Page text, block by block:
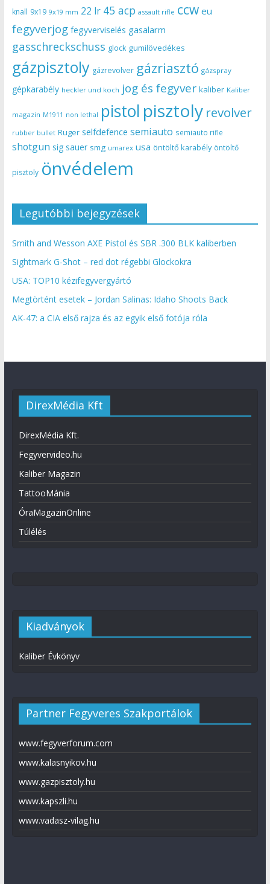
knall 9x19 9x19 mm 22 lr 45 acp assault rifle ccw eu
fegyverjog fegyverviselés gasalarm
gasschreckschuss glock gumilövedékes
gázpisztoly gázrevolver gázriasztó gázspray
gépkarabély heckler und koch jog és fegyver kaliber Kaliber
magazin M1911 non lethal pistol pisztoly revolver
rubber bullet Ruger selfdefence semiauto semiauto rifle
shotgun sig sauer smg umarex usa öntöltő karabély öntöltő
pisztoly önvédelem
Legutóbbi bejegyzések
Smith and Wesson AXE Pistol és SBR .300 BLK kaliberben
Sightmark G-Shot – red dot régebbi Glockokra
USA: TOP10 kézifegyvergyártó
Megtörtént esetek – Jordan Salinas: Idaho Shoots Back
AK-47: a CIA első rajza és az egyik első fotója róla
DirexMédia Kft
DirexMédia Kft.
Fegyvervideo.hu
Kaliber Magazin
TattooMánia
ÓraMagazinOnline
Túlélés
Kiadványok
Kaliber Évkönyv
Partner Fegyveres Szakportálok
www.fegyverforum.com
www.kalasnyikov.hu
www.gazpisztoly.hu
www.kapszli.hu
www.vadasz-vilag.hu